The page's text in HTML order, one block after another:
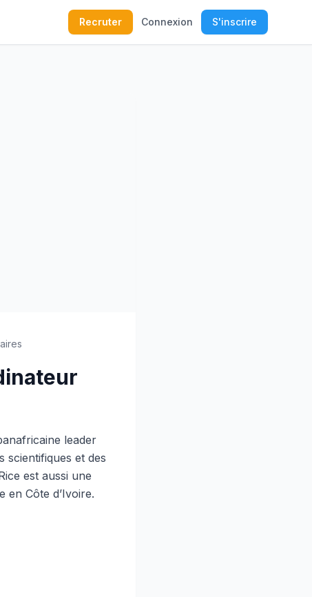
Recruter Connexion S'inscrire
leader
scientifiques et des
est aussi une
en Côte d’Ivoire.